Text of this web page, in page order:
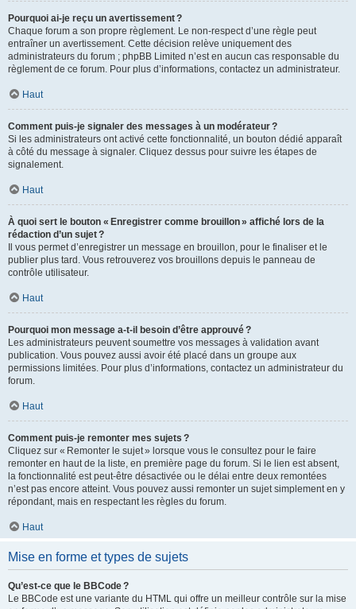
Pourquoi ai-je reçu un avertissement ?
Chaque forum a son propre règlement. Le non-respect d’une règle peut
entraîner un avertissement. Cette décision relève uniquement des
administrateurs du forum ; phpBB Limited n’est en aucun cas responsable du
règlement de ce forum. Pour plus d’informations, contactez un administrateur.
Haut
Comment puis-je signaler des messages à un modérateur ?
Si les administrateurs ont activé cette fonctionnalité, un bouton dédié apparaît
à côté du message à signaler. Cliquez dessus pour suivre les étapes de
signalement.
Haut
À quoi sert le bouton « Enregistrer comme brouillon » affiché lors de la
rédaction d’un sujet ?
Il vous permet d’enregistrer un message en brouillon, pour le finaliser et le
publier plus tard. Vous retrouverez vos brouillons depuis le panneau de
contrôle utilisateur.
Haut
Pourquoi mon message a-t-il besoin d’être approuvé ?
Les administrateurs peuvent soumettre vos messages à validation avant
publication. Vous pouvez aussi avoir été placé dans un groupe aux
permissions limitées. Pour plus d’informations, contactez un administrateur du
forum.
Haut
Comment puis-je remonter mes sujets ?
Cliquez sur « Remonter le sujet » lorsque vous le consultez pour le faire
remonter en haut de la liste, en première page du forum. Si le lien est absent,
la fonctionnalité est peut-être désactivée ou le délai entre deux remontées
n’est pas encore atteint. Vous pouvez aussi remonter un sujet simplement en y
répondant, mais en respectant les règles du forum.
Haut
Mise en forme et types de sujets
Qu’est-ce que le BBCode ?
Le BBCode est une variante du HTML qui offre un meilleur contrôle sur la mise